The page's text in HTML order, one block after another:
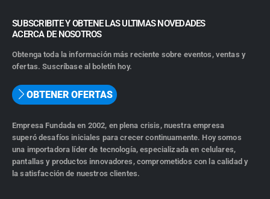
SUBSCRIBITE Y OBTENE LAS ULTIMAS NOVEDADES
ACERCA DE NOSOTROS
Obtenga toda la información más reciente sobre eventos, ventas y
ofertas. Suscríbase al boletín hoy.
OBTENER OFERTAS
Empresa Fundada en 2002, en plena crisis, nuestra empresa
superó desafíos iniciales para crecer continuamente. Hoy somos
una importadora líder de tecnología, especializada en celulares,
pantallas y productos innovadores, comprometidos con la calidad y
la satisfacción de nuestros clientes.